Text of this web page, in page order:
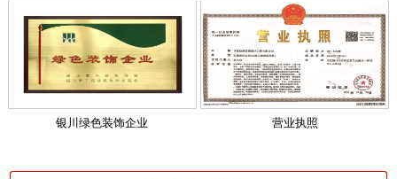
银川绿色装饰企业 营业执照